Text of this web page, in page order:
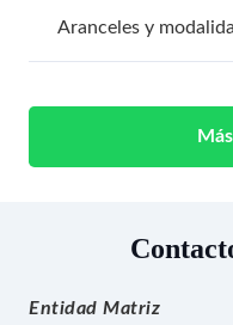
Aranceles y
Entidad Matriz